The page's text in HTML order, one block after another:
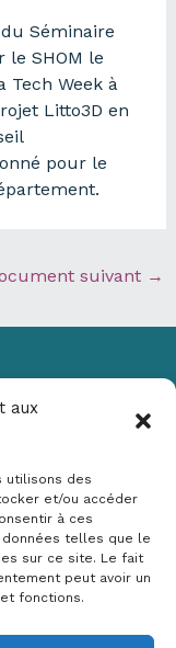
aux
utilisons des
et/ou accéder
à ces
telles que le
sur ce site. Le fait
peut avoir un
fonctions.
Séminaire
le SHOM le
Tech Week à
Litto3D en
pour le
suivant →